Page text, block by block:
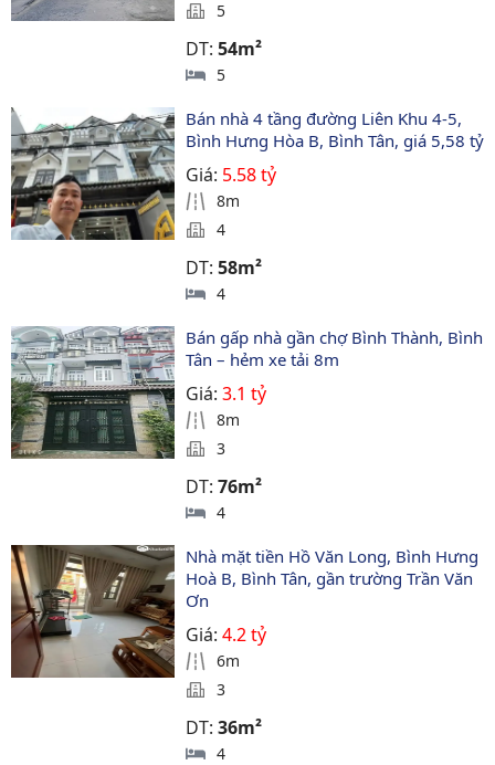
5
DT:54m²
5
Bán nhà 4 tầng đường Liên Khu 4-5,
Bình Hưng Hòa B, Bình Tân, giá 5,58 tỷ
Giá: 5.58 tỷ
8m
4
DT:58m²
4
Bán gấp nhà gần chợ Bình Thành, Bình
Tân – hẻm xe tải 8m
Giá:3.1 tỷ
8m
3
DT:76m²
4
Nhà mặt tiền Hồ Văn Long, Bình Hưng
Hoà B, Bình Tân, gần trường Trần Văn
Ơn
Giá:4.2 tỷ
6m
3
DT:36m²
4